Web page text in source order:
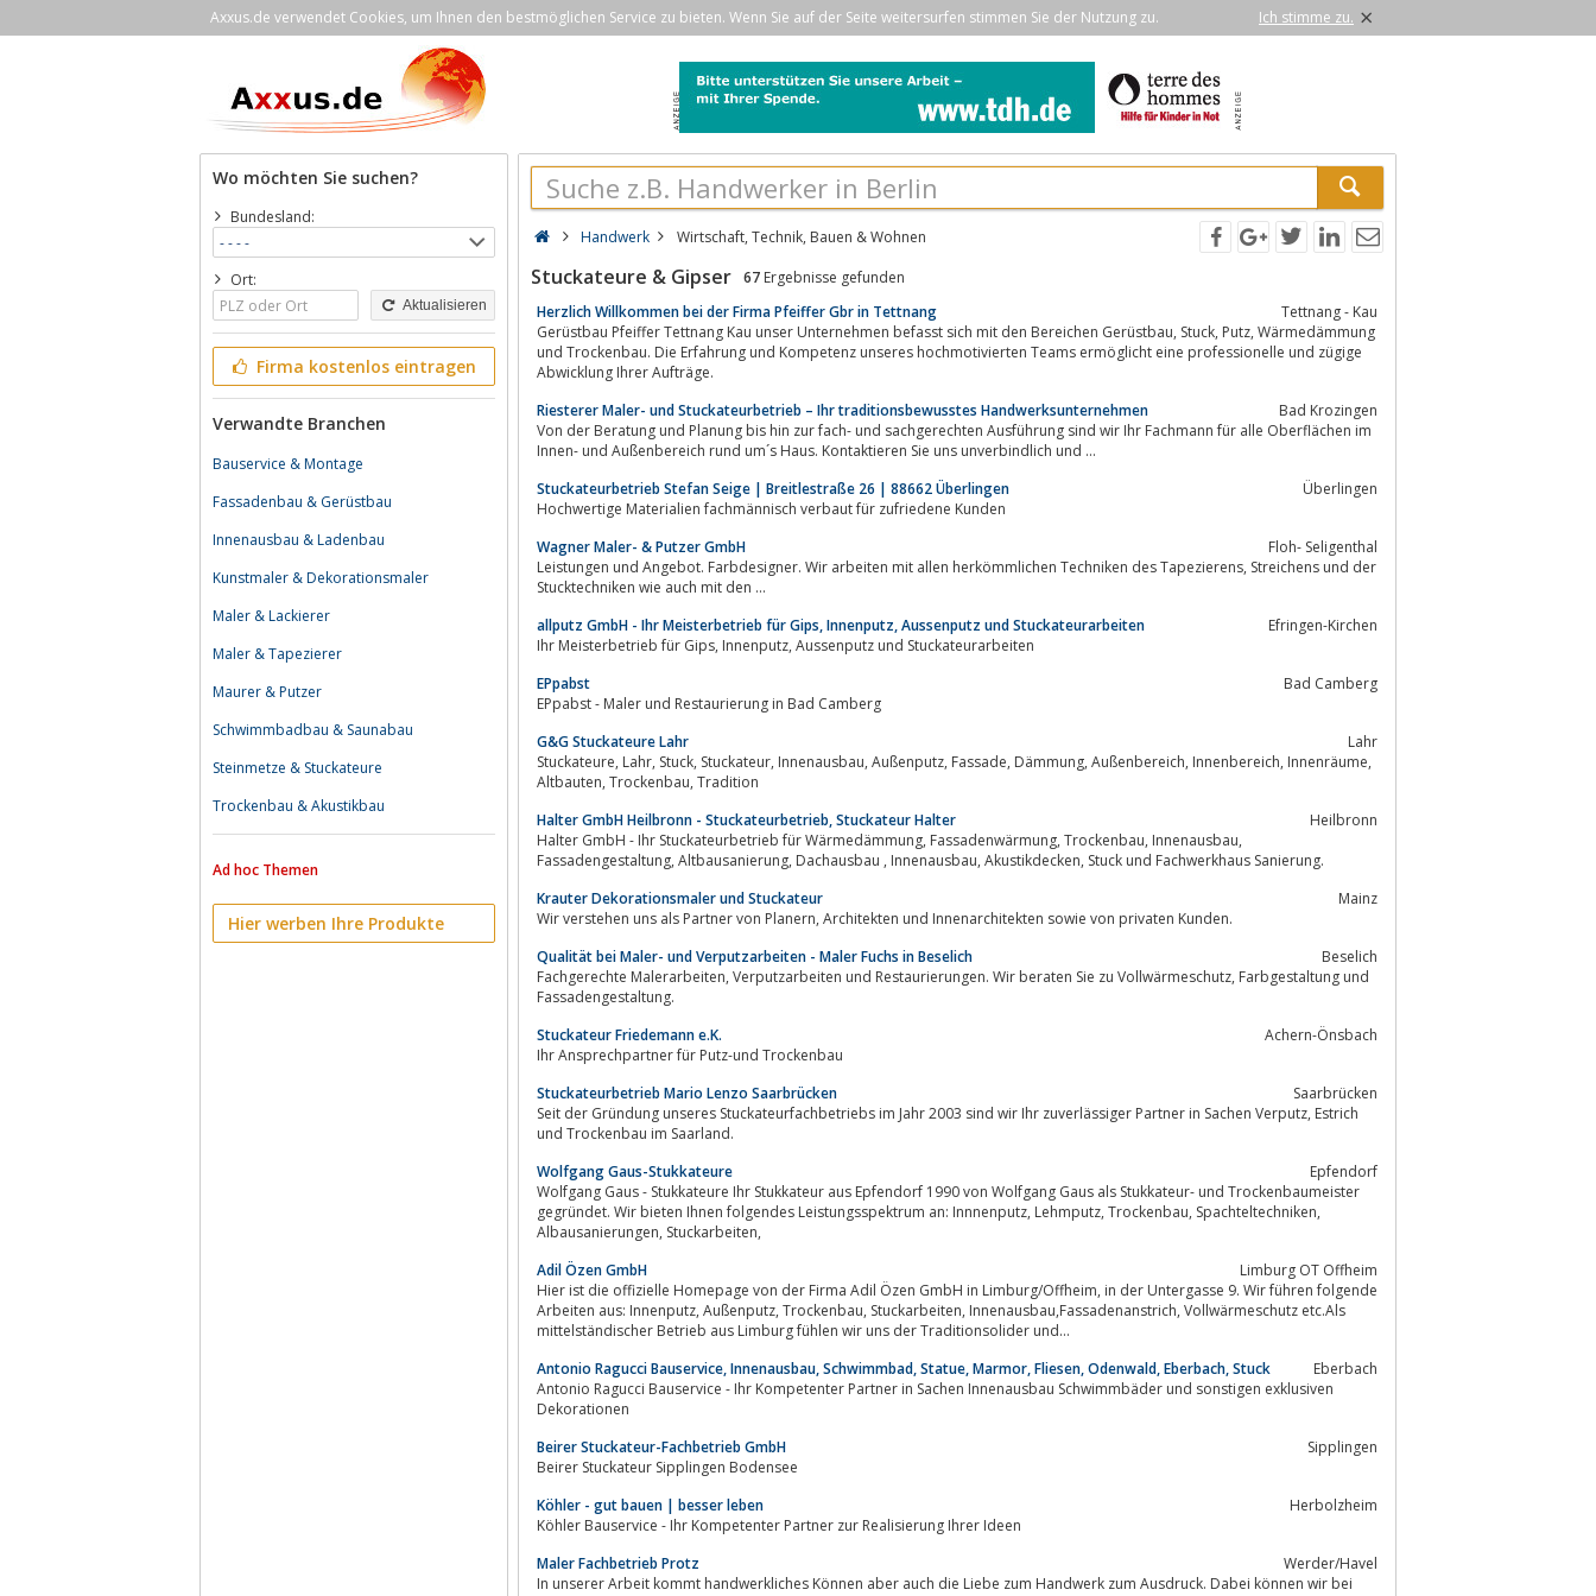
Axxus.de verwendet Cookies, um Ihnen den bestmöglichen Service zu bieten. Wenn Sie auf der Seite weitersurfen stimmen Sie der Nutzung zu. Ich stimme zu. ×
Wo möchten Sie suchen?
Bundesland:
Ort:
Aktualisieren
Firma kostenlos eintragen
Verwandte Branchen
Bauservice & Montage
Fassadenbau & Gerüstbau
Innenausbau & Ladenbau
Kunstmaler & Dekorationsmaler
Maler & Lackierer
Maler & Tapezierer
Maurer & Putzer
Schwimmbadbau & Saunabau
Steinmetze & Stuckateure
Trockenbau & Akustikbau
Ad hoc Themen
Hier werben Ihre Produkte
Handwerk Wirtschaft, Technik, Bauen & Wohnen
Stuckateure & Gipser 67 Ergebnisse gefunden
Herzlich Willkommen bei der Firma Pfeiffer Gbr in Tettnang
Tettnang - Kau
Gerüstbau Pfeiffer Tettnang Kau unser Unternehmen befasst sich mit den Bereichen Gerüstbau, Stuck, Putz, Wärmedämmung
und Trockenbau. Die Erfahrung und Kompetenz unseres hochmotivierten Teams ermöglicht eine professionelle und zügige
Abwicklung Ihrer Aufträge.
Riesterer Maler- und Stuckateurbetrieb – Ihr traditionsbewusstes Handwerksunternehmen
Bad Krozingen
Von der Beratung und Planung bis hin zur fach- und sachgerechten Ausführung sind wir Ihr Fachmann für alle Oberflächen im
Innen- und Außenbereich rund um´s Haus. Kontaktieren Sie uns unverbindlich und ...
Stuckateurbetrieb Stefan Seige | Breitlestraße 26 | 88662 Überlingen
Überlingen
Hochwertige Materialien fachmännisch verbaut für zufriedene Kunden
Wagner Maler- & Putzer GmbH
Floh- Seligenthal
Leistungen und Angebot. Farbdesigner. Wir arbeiten mit allen herkömmlichen Techniken des Tapezierens, Streichens und der
Stucktechniken wie auch mit den ...
allputz GmbH - Ihr Meisterbetrieb für Gips, Innenputz, Aussenputz und Stuckateurarbeiten
Efringen-Kirchen
Ihr Meisterbetrieb für Gips, Innenputz, Aussenputz und Stuckateurarbeiten
EPpabst
Bad Camberg
EPpabst - Maler und Restaurierung in Bad Camberg
G&G Stuckateure Lahr
Lahr
Stuckateure, Lahr, Stuck, Stuckateur, Innenausbau, Außenputz, Fassade, Dämmung, Außenbereich, Innenbereich, Innenräume,
Altbauten, Trockenbau, Tradition
Halter GmbH Heilbronn - Stuckateurbetrieb, Stuckateur Halter
Heilbronn
Halter GmbH - Ihr Stuckateurbetrieb für Wärmedämmung, Fassadenwärmung, Trockenbau, Innenausbau,
Fassadengestaltung, Altbausanierung, Dachausbau , Innenausbau, Akustikdecken, Stuck und Fachwerkhaus Sanierung.
Krauter Dekorationsmaler und Stuckateur
Mainz
Wir verstehen uns als Partner von Planern, Architekten und Innenarchitekten sowie von privaten Kunden.
Qualität bei Maler- und Verputzarbeiten - Maler Fuchs in Beselich
Beselich
Fachgerechte Malerarbeiten, Verputzarbeiten und Restaurierungen. Wir beraten Sie zu Vollwärmeschutz, Farbgestaltung und
Fassadengestaltung.
Stuckateur Friedemann e.K.
Achern-Önsbach
Ihr Ansprechpartner für Putz-und Trockenbau
Stuckateurbetrieb Mario Lenzo Saarbrücken
Saarbrücken
Seit der Gründung unseres Stuckateurfachbetriebs im Jahr 2003 sind wir Ihr zuverlässiger Partner in Sachen Verputz, Estrich
und Trockenbau im Saarland.
Wolfgang Gaus-Stukkateure
Epfendorf
Wolfgang Gaus - Stukkateure Ihr Stukkateur aus Epfendorf 1990 von Wolfgang Gaus als Stukkateur- und Trockenbaumeister
gegründet. Wir bieten Ihnen folgendes Leistungsspektrum an: Innnenputz, Lehmputz, Trockenbau, Spachteltechniken,
Albausanierungen, Stuckarbeiten,
Adil Özen GmbH
Limburg OT Offheim
Hier ist die offizielle Homepage von der Firma Adil Özen GmbH in Limburg/Offheim, in der Untergasse 9. Wir führen folgende
Arbeiten aus: Innenputz, Außenputz, Trockenbau, Stuckarbeiten, Innenausbau,Fassadenanstrich, Vollwärmeschutz etc.Als
mittelständischer Betrieb aus Limburg fühlen wir uns der Traditionsolider und...
Antonio Ragucci Bauservice, Innenausbau, Schwimmbad, Statue, Marmor, Fliesen, Odenwald, Eberbach, Stuck
Eberbach
Antonio Ragucci Bauservice - Ihr Kompetenter Partner in Sachen Innenausbau Schwimmbäder und sonstigen exklusiven
Dekorationen
Beirer Stuckateur-Fachbetrieb GmbH
Sipplingen
Beirer Stuckateur Sipplingen Bodensee
Köhler - gut bauen | besser leben
Herbolzheim
Köhler Bauservice - Ihr Kompetenter Partner zur Realisierung Ihrer Ideen
Maler Fachbetrieb Protz
Werder/Havel
In unserer Arbeit kommt handwerkliches Können aber auch die Liebe zum Handwerk zum Ausdruck. Dabei können wir bei